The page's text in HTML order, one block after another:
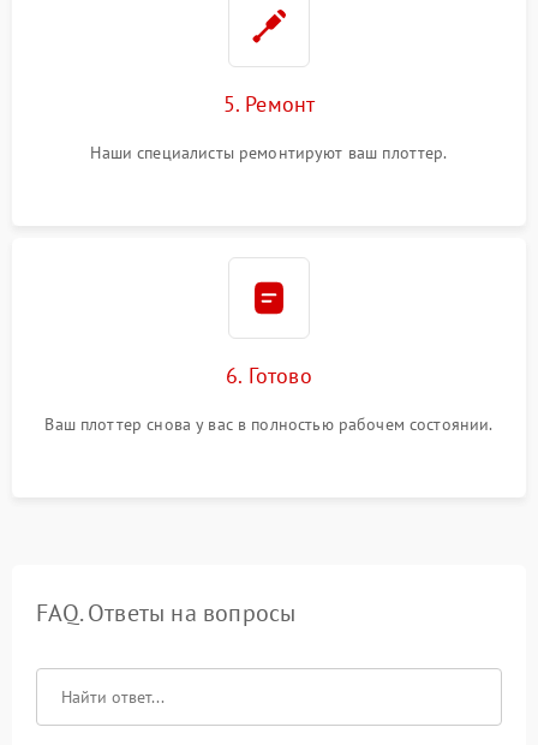
5. Ремонт
Наши специалисты ремонтируют ваш плоттер.
6. Готово
Ваш плоттер снова у вас в полностью рабочем состоянии.
FAQ. Ответы на вопросы